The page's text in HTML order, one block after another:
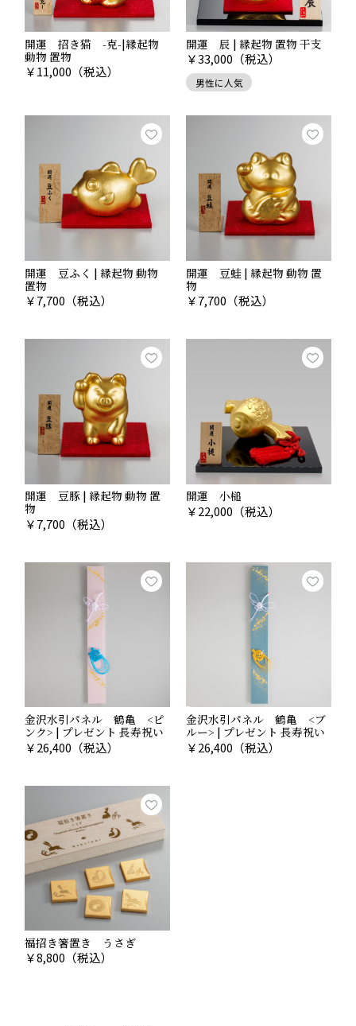
開運 招き猫 -克-|縁起物
動物 置物
￥11,000 （税込）
開運 辰 | 縁起物 置物 干支
￥33,000 （税込）
男性に人気
開運 豆ふく | 縁起物 動物
置物
￥7,700 （税込）
開運 豆蛙 | 縁起物 動物 置
物
￥7,700 （税込）
開運 豆豚 | 縁起物 動物 置
物
￥7,700 （税込）
開運 小槌
￥22,000 （税込）
金沢水引パネル 鶴亀 <ピ
ンク> | プレゼント 長寿祝い
￥26,400 （税込）
金沢水引パネル 鶴亀 <ブ
ルー> | プレゼント 長寿祝い
￥26,400 （税込）
福招き箸置き うさぎ
￥8,800 （税込）